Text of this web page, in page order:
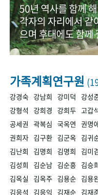
사진 아카이브 문서 기록물
50+1주년 기념
VR 역사관
50년 역사를 함께
각자의 자리에서 같
으며 후대에도 함께
가족계획연구원
강경숙 강남희 강미덕 강성
강형석
강희경 강희두 고갑
공세권 곽복심 국옥연 권명
권희자 김구환 김군옥 김귀
김난희
김명희 김명희 김미
김성희
김순남 김순흥 김승
김옥실
김옥주 김용순 김용
김응석
김응익 김재순 김재